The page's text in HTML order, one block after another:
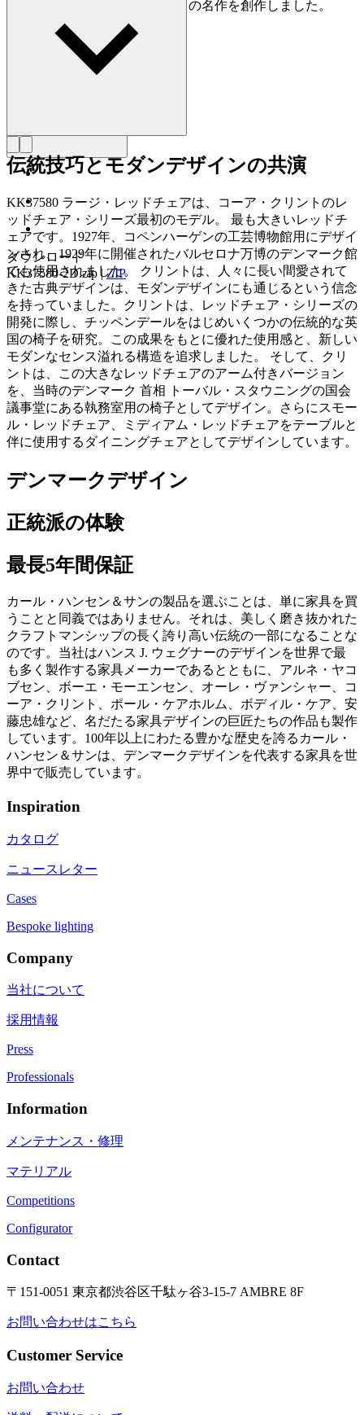
中で、デザインを重視した数々の名作を創作しました。
詳しく見る Kaare Klint
ダウンロード
KK37580-2D.zip|ZIP
伝統技巧とモダンデザインの共演
KK37580 ラージ・レッドチェアは、コーア・クリントのレ
ッドチェア・シリーズ最初のモデル。 最も大きいレッドチ
ェアです。1927年、コペンハーゲンの工芸博物館用にデザイ
ンされ、1929年に開催されたバルセロナ万博のデンマーク館
でも使用されました。 クリントは、人々に長い間愛されて
きた古典デザインは、モダンデザインにも通じるという信念
を持っていました。クリントは、レッドチェア・シリーズの
開発に際し、チッペンデールをはじめいくつかの伝統的な英
国の椅子を研究。この成果をもとに優れた使用感と、新しい
モダンなセンス溢れる構造を追求しました。 そして、クリ
ントは、この大きなレッドチェアのアーム付きバージョン
を、当時のデンマーク 首相 トーバル・スタウニングの国会
議事堂にある執務室用の椅子としてデザイン。さらにスモー
ル・レッドチェア、ミディアム・レッドチェアをテーブルと
伴に使用するダイニングチェアとしてデザインしています。
デンマークデザイン
正統派の体験
最長5年間保証
カール・ハンセン＆サンの製品を選ぶことは、単に家具を買
うことと同義ではありません。それは、美しく磨き抜かれた
クラフトマンシップの長く誇り高い伝統の一部になることな
のです。当社はハンス J. ウェグナーのデザインを世界で最
も多く製作する家具メーカーであるとともに、アルネ・ヤコ
ブセン、ボーエ・モーエンセン、オーレ・ヴァンシャー、コ
ーア・クリント、ポール・ケアホルム、ボディル・ケア、安
藤忠雄など、名だたる家具デザインの巨匠たちの作品も製作
しています。100年以上にわたる豊かな歴史を誇るカール・
ハンセン＆サンは、デンマークデザインを代表する家具を世
界中で販売しています。
Inspiration
カタログ
ニュースレター
Cases
Bespoke lighting
Company
当社について
採用情報
Press
Professionals
Information
メンテナンス・修理
マテリアル
Competitions
Configurator
Contact
〒151-0051 東京都渋谷区千駄ヶ谷3-15-7 AMBRE 8F
お問い合わせはこちら
Customer Service
お問い合わせ